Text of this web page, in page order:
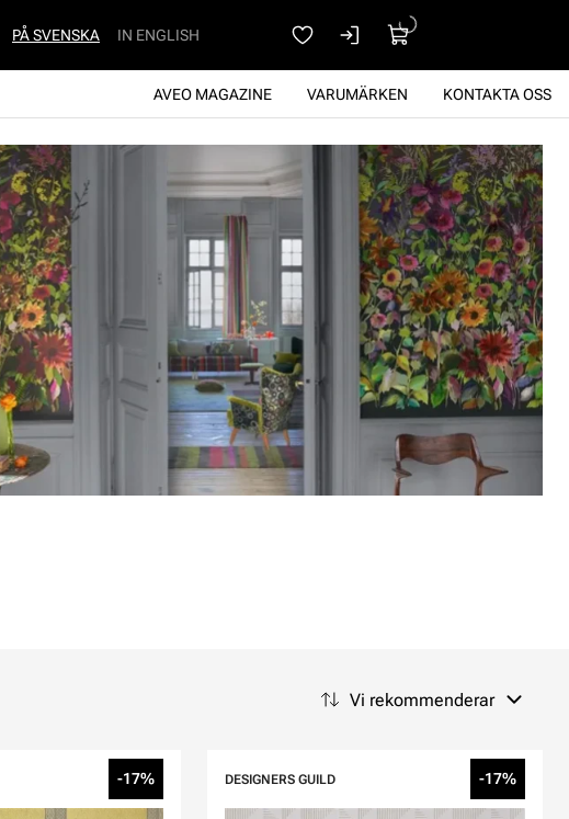
KONTAKTA OSS
VARUMÄRKEN
AVEO MAGAZINE
PÅ SVENSKA IN ENGLISH
Vi rekommenderar
-17% DESIGNERS GUILD -17%